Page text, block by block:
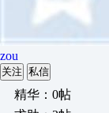
zou
关注 私信
精华：0帖